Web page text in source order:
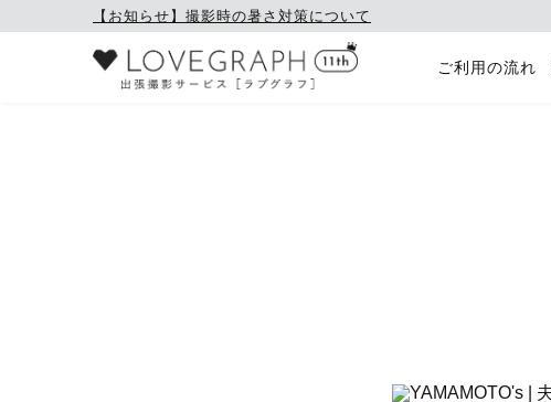
【お知らせ】撮影時の暑さ対策について
ご利用の流れ